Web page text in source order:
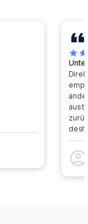
starstar
aus
dass
account_circle